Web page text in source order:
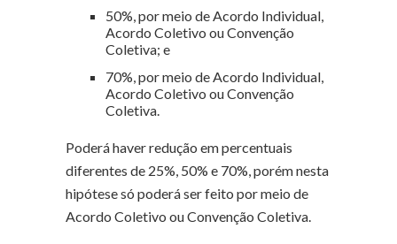
50%, por meio de Acordo Individual,
Acordo Coletivo ou Convenção
Coletiva; e
70%, por meio de Acordo Individual,
Acordo Coletivo ou Convenção
Coletiva.
Poderá haver redução em percentuais
diferentes de 25%, 50% e 70%, porém nesta
hipótese só poderá ser feito por meio de
Acordo Coletivo ou Convenção Coletiva.